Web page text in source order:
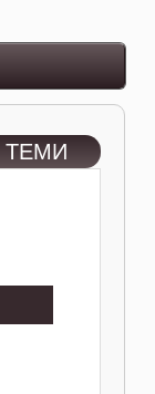
ТЕМИ